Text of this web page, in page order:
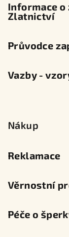
Informace o
Zlatnictví
Průvodce
Vazby -
Nákup
Reklamace
Věrnostní
Péče o